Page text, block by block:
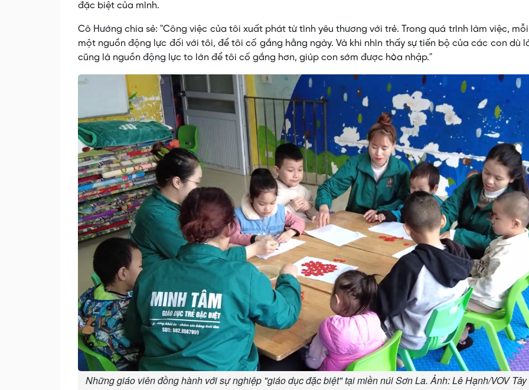
đặc biệt của mình.
Cô Hướng chia sẻ: "Công việc của tôi xuất phát từ tình yêu thương với trẻ. Trong quá trình làm việc,
một nguồn động lực đối với tôi, để tôi cố gắng hằng ngày. Và khi nhìn thấy sự tiến bộ của các con dù
cũng là nguồn động lực to lớn để tôi cố gắng hơn, giúp con sớm được hòa nhập."
Những giáo viên đồng hành với sự nghiệp "giáo dục đặc biệt" tại miền núi Sơn La. Ảnh: Lê Hạnh/VOV Tây